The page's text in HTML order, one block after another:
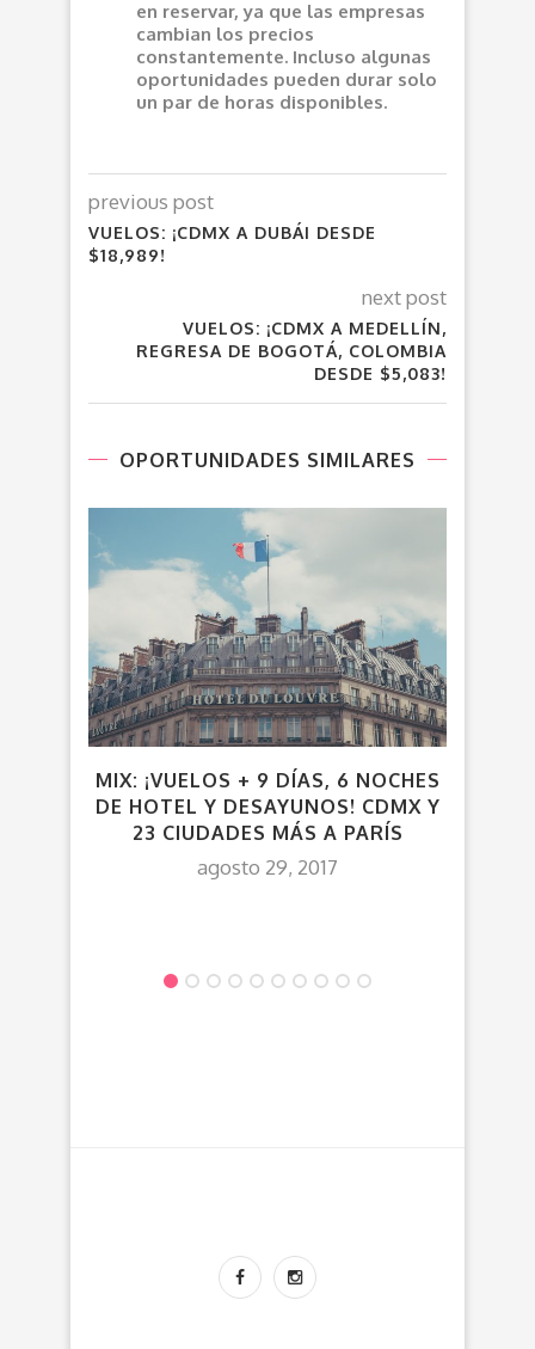
en reservar, ya que las empresas
cambian los precios
constantemente. Incluso algunas
oportunidades pueden durar solo
un par de horas disponibles.
previous post
VUELOS: ¡CDMX A DUBÁI DESDE
$18,989!
next post
VUELOS: ¡CDMX A MEDELLÍN,
REGRESA DE BOGOTÁ, COLOMBIA
DESDE $5,083!
OPORTUNIDADES SIMILARES
MIX: ¡VUELOS + 9 DÍAS, 6 NOCHES
DE HOTEL Y DESAYUNOS! CDMX Y
23 CIUDADES MÁS A PARÍS
agosto 29, 2017